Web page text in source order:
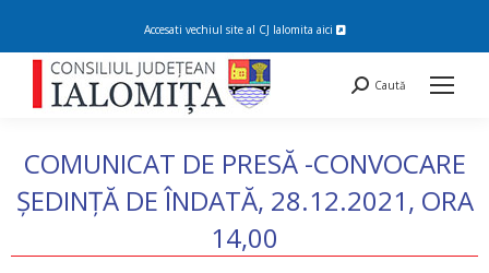
Accesati vechiul site al CJ Ialomita aici
Search:
Caută
COMUNICAT DE PRESĂ -CONVOCARE
ȘEDINȚĂ DE ÎNDATĂ, 28.12.2021, ORA
14,00